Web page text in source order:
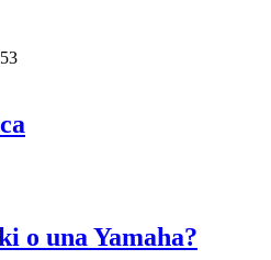
o una Yamaha?